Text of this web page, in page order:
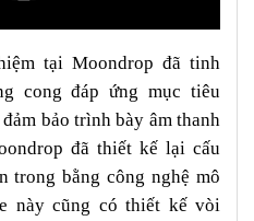
tại Moondrop đã tinh
cong đáp ứng mục tiêu
bảo trình bày âm thanh
đã thiết kế lại cấu
trong bằng công nghệ mô
này cũng có thiết kế vòi